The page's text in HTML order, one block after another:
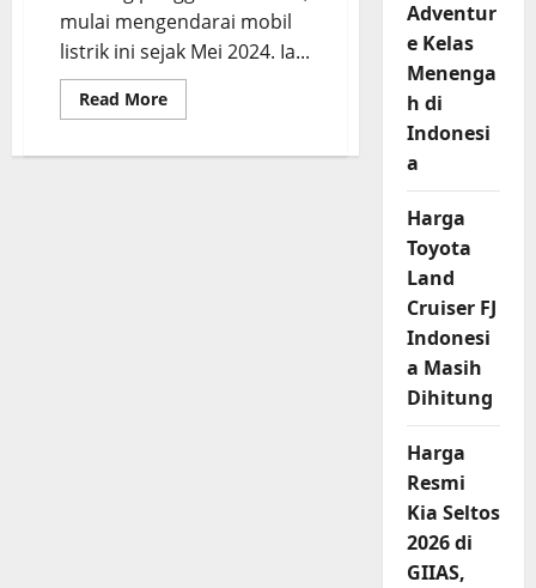
mulai mengendarai mobil
listrik ini sejak Mei 2024. Ia...
Read MoreRead
more
Diva
Adventur
e Kelas
Menenga
h di
Indonesi
a
Harga
Toyota
Land
Cruiser FJ
Indonesi
a Masih
Dihitung
Harga
Resmi
Kia Seltos
2026 di
GIIAS,